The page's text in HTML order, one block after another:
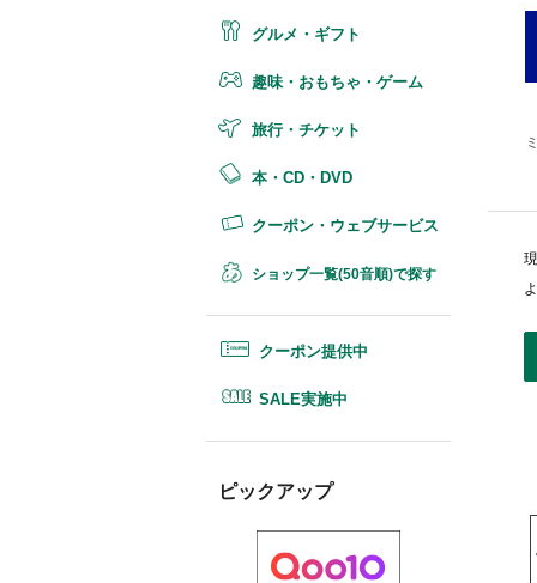
グルメ・ギフト
趣味・おもちゃ・ゲーム
旅行・チケット
本・CD・DVD
クーポン・ウェブサービス
ショップ一覧(50音順)で探す
クーポン提供中
SALE実施中
ピックアップ